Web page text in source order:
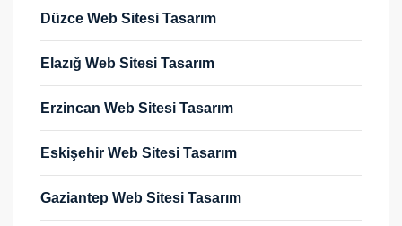
Düzce Web Sitesi Tasarım
Elazığ Web Sitesi Tasarım
Erzincan Web Sitesi Tasarım
Eskişehir Web Sitesi Tasarım
Gaziantep Web Sitesi Tasarım